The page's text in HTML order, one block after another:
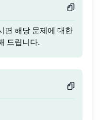
면 해당 문제에 대한
드립니다.